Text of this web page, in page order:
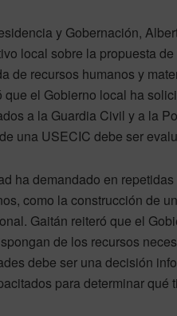
y Gobernación,
local sobre la propuesta
de recursos humanos y
el Gobierno local ha
a la Guardia Civil y a la
una USECIC debe ser
ha demandado en
como la construcción de
Gaitán reiteró que el
de los recursos
debe ser una decisión
para determinar